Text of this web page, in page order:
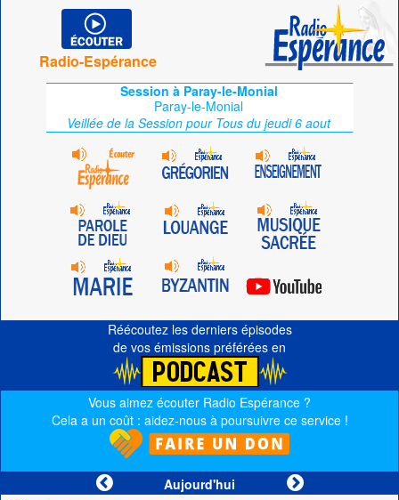
Radio-Espérance
Session à Paray-le-Monial
Paray-le-Monial
Veillée de la Session pour Tous du jeudi 6 aout
Réécoutez les derniers épisodes
de vos émissions préférées en
Vous aimez écouter Radio Espérance ?
Cela a un coût : aidez-nous à poursuivre ce service !
Aujourd'hui